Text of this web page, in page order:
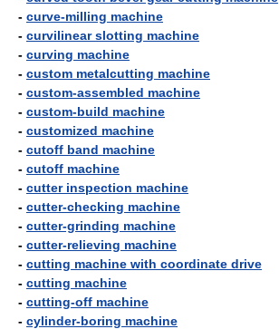
- curve-milling machine
- curvilinear slotting machine
- curving machine
- custom metalcutting machine
- custom-assembled machine
- custom-build machine
- customized machine
- cutoff band machine
- cutoff machine
- cutter inspection machine
- cutter-checking machine
- cutter-grinding machine
- cutter-relieving machine
- cutting machine with coordinate drive
- cutting machine
- cutting-off machine
- cylinder-boring machine